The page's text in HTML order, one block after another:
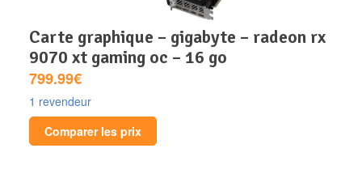
carte graphique – gigabyte – radeon rx
9070 xt gaming oc – 16 go
799.99€
1 revendeur
Comparer les prix